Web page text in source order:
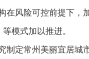
在风险可控前提下
模式加以推进。
制定常州美丽宜居城